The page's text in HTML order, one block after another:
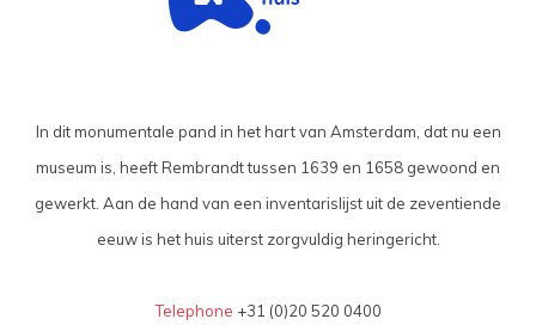
In dit monumentale pand in het hart van Amsterdam, dat nu een
museum is, heeft Rembrandt tussen 1639 en 1658 gewoond en
gewerkt. Aan de hand van een inventarislijst uit de zeventiende
eeuw is het huis uiterst zorgvuldig heringericht.
Telephone +31 (0)20 520 0400